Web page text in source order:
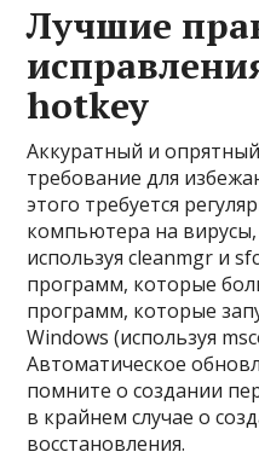
Лучшие
hotkey
Аккуратный и
требование для
этого требуется
компьютера на вирусы,
используя cleanmgr и
программ, которые
программ, которые
Windows (используя
Автоматическое
помните о создании
в крайнем случае о
восстановления.